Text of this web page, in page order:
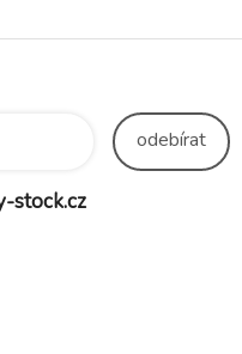
odebírat
stock.cz